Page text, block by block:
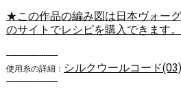
★この作品の編み図は日本ヴォーグ
のサイトでレシピを購入できます。
-------------------------
使用糸の詳細： シルクウールコード
-------------------------